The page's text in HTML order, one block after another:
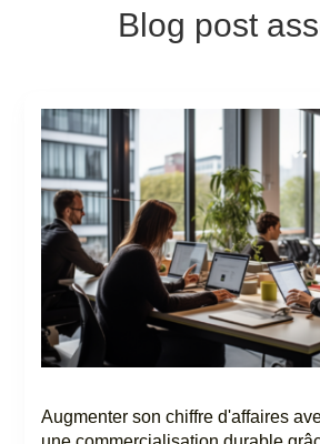
Blog post
Augmenter son chiffre d'affaires